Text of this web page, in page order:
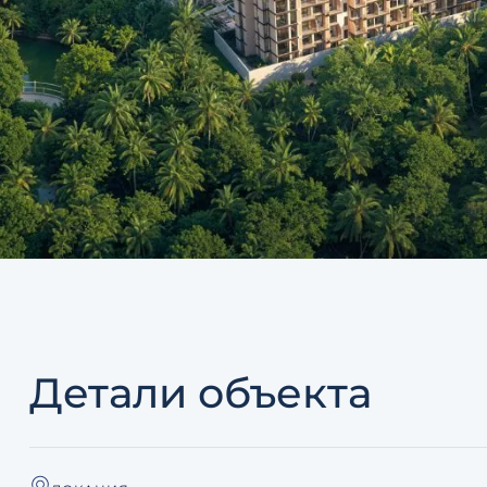
Детали объекта